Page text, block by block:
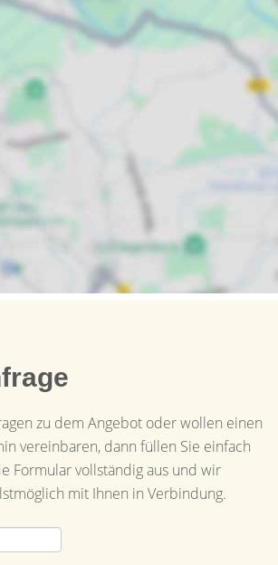
zu dem Angebot oder wollen einen
vereinbaren, dann füllen Sie einfach
Formular vollständig aus und wir
mit Ihnen in Verbindung.